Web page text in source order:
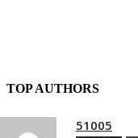
TOP AUTHORS
51005